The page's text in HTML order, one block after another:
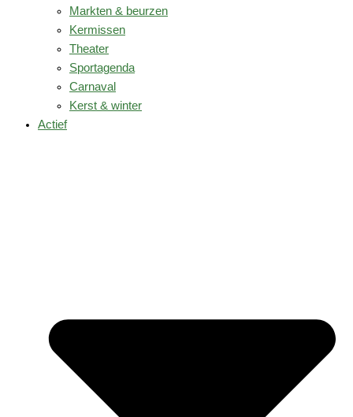
Markten & beurzen
Kermissen
Theater
Sportagenda
Carnaval
Kerst & winter
Actief